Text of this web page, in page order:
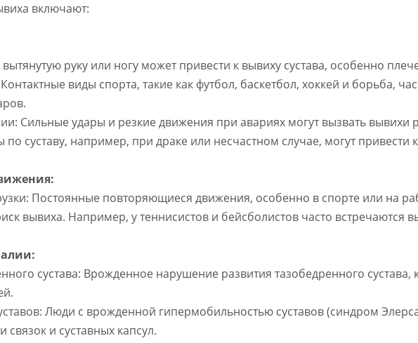
включают:
руку или ногу может привести к вывиху сустава, особенно
виды спорта, такие как футбол, баскетбол, хоккей и борьба,
Сильные удары и резкие движения при авариях могут вызвать вывихи
суставу, например, при драке или несчастном случае, могут привести
Постоянные повторяющиеся движения, особенно в спорте или на
вывиха. Например, у теннисистов и бейсболистов часто встречаются
сустава: Врожденное нарушение развития тазобедренного
Люди с врожденной гипермобильностью суставов (синдром
связок и суставных капсул.